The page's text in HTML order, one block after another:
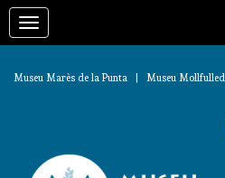
Vés
contingutToggle
Museu Marès de la Punta | Museu